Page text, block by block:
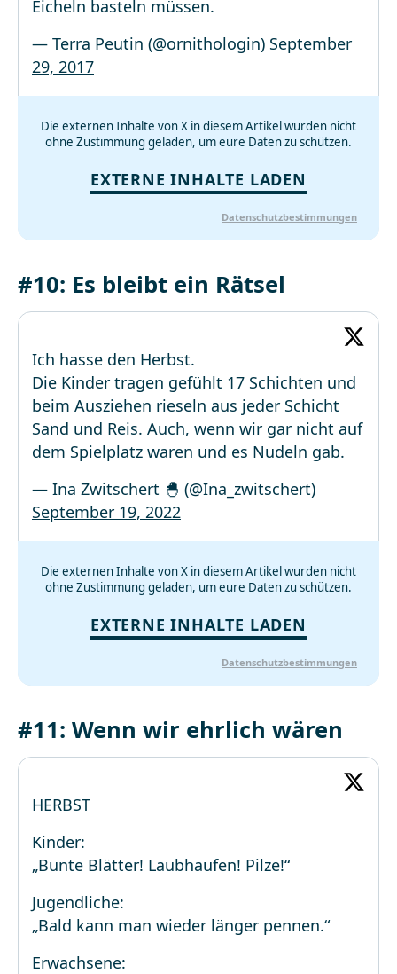
Eicheln basteln müssen.
— Terra Peutin (@ornithologin) September
29, 2017
Die externen Inhalte von X in diesem Artikel wurden nicht
ohne Zustimmung geladen, um eure Daten zu schützen.
EXTERNE INHALTE LADEN
Datenschutzbestimmungen
#10: Es bleibt ein Rätsel
Ich hasse den Herbst.
Die Kinder tragen gefühlt 17 Schichten und
beim Ausziehen rieseln aus jeder Schicht
Sand und Reis. Auch, wenn wir gar nicht auf
dem Spielplatz waren und es Nudeln gab.
— Ina Zwitschert 🐣 (@Ina_zwitschert)
September 19, 2022
Die externen Inhalte von X in diesem Artikel wurden nicht
ohne Zustimmung geladen, um eure Daten zu schützen.
EXTERNE INHALTE LADEN
Datenschutzbestimmungen
#11: Wenn wir ehrlich wären
HERBST
Kinder:
„Bunte Blätter! Laubhaufen! Pilze!“
Jugendliche:
„Bald kann man wieder länger pennen.“
Erwachsene: